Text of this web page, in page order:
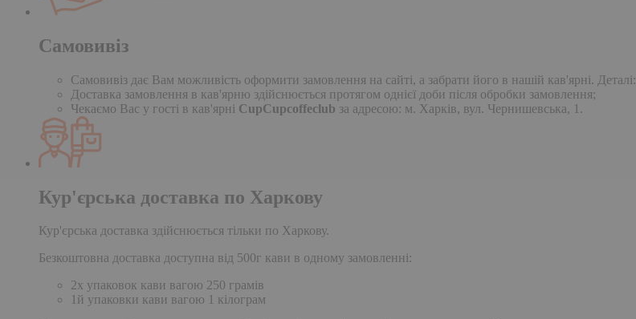
Самовивіз
Самовивіз дає Вам можливість оформити замовлення на сайті, а забрати його в нашій кав'ярні. Деталі:
Доставка замовлення в кав'ярню здійснюється протягом однієї доби після обробки замовлення;
Чекаємо Вас у гості в кав'ярні CupCupcoffeclub за адресою: м. Харків, вул. Чернишевська, 1.
Кур'єрська доставка по Харкову
Кур'єрська доставка здійснюється тільки по Харкову.
Безкоштовна доставка доступна від 500г кави в одному замовленні:
2х упаковок кави вагою 250 грамів
1й упаковки кави вагою 1 кілограм